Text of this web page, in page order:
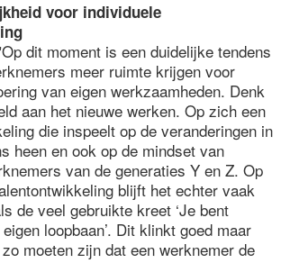
voor individuele
dit moment is een duidelijke tendens
meer ruimte krijgen voor
van eigen werkzaamheden. Denk
aan het nieuwe werken. Op zich een
die inspeelt op de veranderingen in
heen en ook op de mindset van
van de generaties Y en Z. Op
blijft het echter vaak
de veel gebruikte kreet ‘Je bent
loopbaan’. Dit klinkt goed maar
moeten zijn dat een werknemer de